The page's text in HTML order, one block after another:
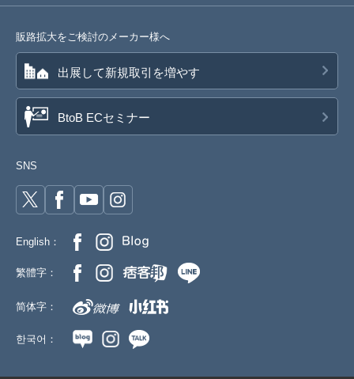
販路拡大をご検討のメーカー様へ
出展して新規取引を増やす
BtoB ECセミナー
SNS
English：
繁體字：
简体字：
한국어：